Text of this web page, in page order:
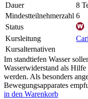
Dauer
8
Mindestteilnehmerzahl 6
Status
Kursleitung
Kursalternativen
Im standtiefen Wasser
Wasserwiderstand als
werden. Als besonders
Bewegungsapparates
in den Warenkorb